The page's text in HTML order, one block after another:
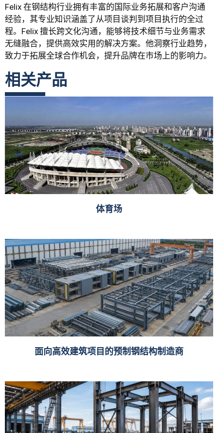
Felix 在钢结构行业拥有丰富的国际业务拓展和客户沟通
经验，其专业知识涵盖了从项目谈判到项目执行的全过
程。Felix 擅长跨文化沟通，能够将技术细节与业务需求
无缝融合，提供高效实用的解决方案。他洞察行业趋势，
致力于拓展全球合作机会，提升品牌在市场上的影响力。
相关产品
体育场
面向高效建筑项目的预制钢结构制造商